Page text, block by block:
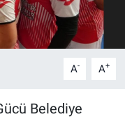
A- A+
Belediye